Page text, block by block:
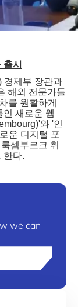
출시
경제부 장관과
해외 전문가들
를 원활하게
인 새로운 웹
와 '인
운 디지털 포
룩셈부르크 취
한다.
we can